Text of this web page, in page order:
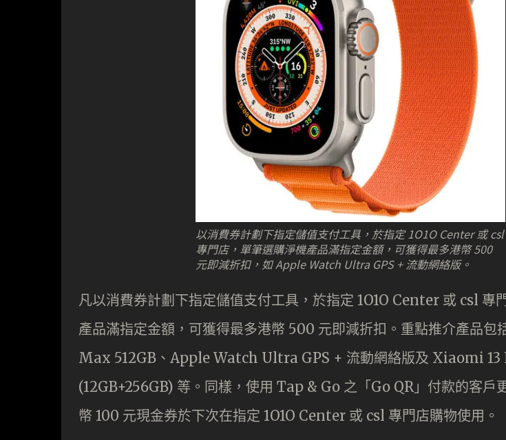
以消費券計劃下指定儲值支付工具，於指定 1O1O Center 或 csl
專門店，單筆選購淨機產品滿指定金額，可獲得最多港幣 500
元即減折扣，如 Apple Watch Ultra GPS + 流動網絡版。
凡以消費券計劃下指定儲值支付工具，於指定 1O1O Center 或 csl 專
產品滿指定金額，可獲得最多港幣 500 元即減折扣。重點推介產品包
Max 512GB、Apple Watch Ultra GPS + 流動網絡版及 Xiaomi 13
(12GB+256GB) 等。同樣，使用 Tap & Go 之「Go QR」付款的客戶
幣 100 元現金券於下次在指定 1O1O Center 或 csl 專門店購物使用。